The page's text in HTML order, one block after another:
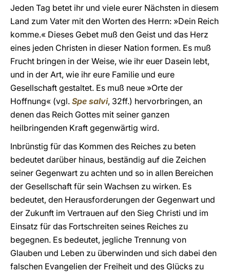
Jeden Tag betet ihr und viele eurer Nächsten in diesem
Land zum Vater mit den Worten des Herrn: »Dein Reich
komme.« Dieses Gebet muß den Geist und das Herz
eines jeden Christen in dieser Nation formen. Es muß
Frucht bringen in der Weise, wie ihr euer Dasein lebt,
und in der Art, wie ihr eure Familie und eure
Gesellschaft gestaltet. Es muß neue »Orte der
Hoffnung« (vgl. Spe salvi, 32ff.) hervorbringen, an
denen das Reich Gottes mit seiner ganzen
heilbringenden Kraft gegenwärtig wird.
Inbrünstig für das Kommen des Reiches zu beten
bedeutet darüber hinaus, beständig auf die Zeichen
seiner Gegenwart zu achten und so in allen Bereichen
der Gesellschaft für sein Wachsen zu wirken. Es
bedeutet, den Herausforderungen der Gegenwart und
der Zukunft im Vertrauen auf den Sieg Christi und im
Einsatz für das Fortschreiten seines Reiches zu
begegnen. Es bedeutet, jegliche Trennung von
Glauben und Leben zu überwinden und sich dabei den
falschen Evangelien der Freiheit und des Glücks zu